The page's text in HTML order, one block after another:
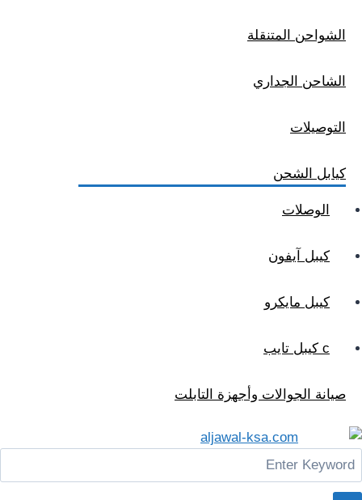
الشواحن المتنقلة
الشاحن الجداري
التوصيلات
كيابل الشحن
الوصلات
كيبل آيفون
كيبل مايكرو
c كيبل تايب
صيانة الجوالات وأجهزة التابلت
Menu
Search
for: